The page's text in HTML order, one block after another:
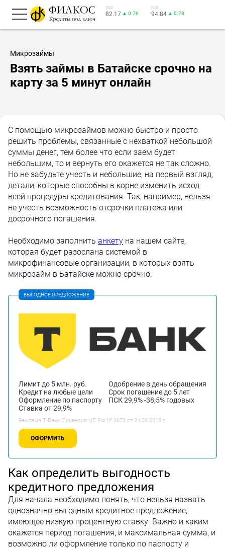
USD
82.17 ▲ 0.76
EUR
94.84 ▲ 0.78
Микрозаймы
Взять займы в Батайске срочно на
карту за 5 минут онлайн
С помощью микрозаймов можно быстро и просто
решить проблемы, связанные с нехваткой небольшой
суммы денег, тем более что если заем будет
небольшим, то и вернуть его окажется не так сложно.
Но не забудьте учесть и небольшие, на первый взгляд,
детали, которые способны в корне изменить исход
всей процедуры кредитования. Так, например, нельзя
не учесть возможность отсрочки платежа или
досрочного погашения.
Необходимо заполнить анкету на нашем сайте,
которая будет разослана системой в
микрофинансовые организации, в которых взять
микрозайм в Батайске можно срочно.
ВЫГОДНОЕ ПРЕДЛОЖЕНИЕ
Лимит до 5 млн. руб.
Кредит на любые цели
Оформление по паспорту
Ставка от 29,9%
Одобрение в день обращения
Срок погашение до 5 лет
ПСК 29,9% -38,5% годовых
Реклама Т-Банк.Лицензия ЦБ РФ № 2673 от 24.03.2015 г.
ОФОРМИТЬ
Как определить выгодность
кредитного предложения
Для начала необходимо понять, что нельзя назвать
однозначно выгодным кредитное предложение,
имеющее низкую процентную ставку. Важно и каким
окажется период погашения, и максимальная сумма, и
возможно ли оформление только по паспорту и